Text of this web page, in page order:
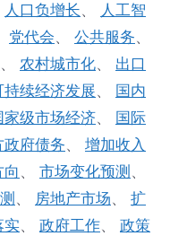
人口负增长、
人工智
党代会、 公共服务、
、 农村城市化、 出口
持续经济发展、 国内
家级市场经济、 国际
政府债务、 增加收入
、 市场变化预测 、
、 房地产市场、 扩
实、 政府工作、 政策